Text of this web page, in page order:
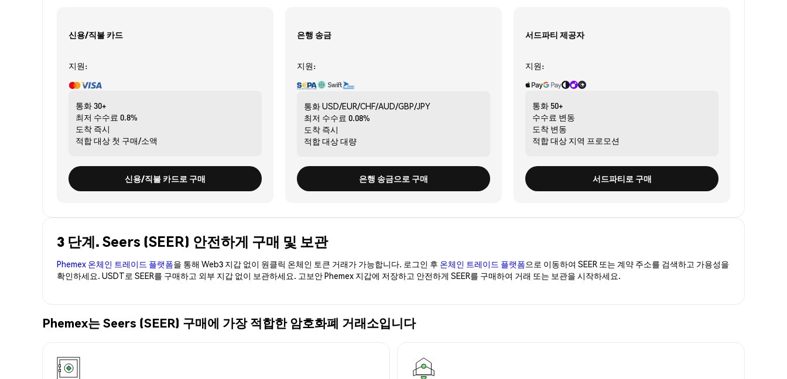
신용/직불 카드
지원:
통화30+
최저 수수료 0.8%
도착 즉시
적합 대상 첫 구매/소액
신용/직불 카드로 구매
은행 송금
지원:
통화USD/EUR/CHF/AUD/GBP/JPY
최저 수수료 0.08%
도착 즉시
적합 대상대량
은행 송금으로 구매
서드파티 제공자
지원:
통화 50+
수수료 변동
도착 변동
적합 대상 지역 프로모션
서드파티로 구매
3 단계. Seers (SEER) 안전하게 구매 및 보관
Phemex 온체인 트레이드 플랫폼을 통해 Web3 지갑 없이 원클릭 온체인 토큰 거래가 가능합니다. 로그인 후 온체인 트레이드 플랫폼으로 이동하여 SEER 또는 계약 주소를 검색하고 가용성을
확인하세요. USDT로 SEER를 구매하고 외부 지갑 없이 보관하세요. 고보안 Phemex 지갑에 저장하고 안전하게 SEER를 구매하여 거래 또는 보관을 시작하세요.
Phemex는 Seers (SEER) 구매에 가장 적합한 암호화폐 거래소입니다